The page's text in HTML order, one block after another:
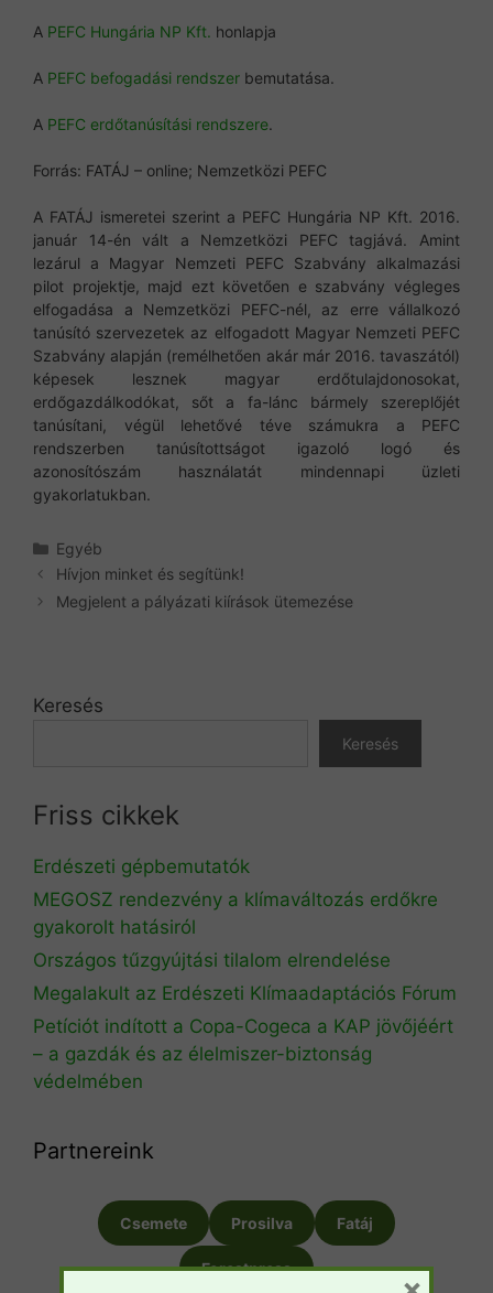
A PEFC Hungária NP Kft. honlapja
A PEFC befogadási rendszer bemutatása.
A PEFC erdőtanúsítási rendszere.
Forrás: FATÁJ – online; Nemzetközi PEFC
A FATÁJ ismeretei szerint a PEFC Hungária NP Kft. 2016.
január 14-én vált a Nemzetközi PEFC tagjává. Amint
lezárul a Magyar Nemzeti PEFC Szabvány alkalmazási
pilot projektje, majd ezt követően e szabvány végleges
elfogadása a Nemzetközi PEFC-nél, az erre vállalkozó
tanúsító szervezetek az elfogadott Magyar Nemzeti PEFC
Szabvány alapján (remélhetően akár már 2016. tavaszától)
képesek lesznek magyar erdőtulajdonosokat,
erdőgazdálkodókat, sőt a fa-lánc bármely szereplőjét
tanúsítani, végül lehetővé téve számukra a PEFC
rendszerben tanúsítottságot igazoló logó és
azonosítószám használatát mindennapi üzleti
gyakorlatukban.
Kategória
Egyéb
Hívjon minket és segítünk!
Megjelent a pályázati kiírások ütemezése
Keresés
Keresés
Friss cikkek
Erdészeti gépbemutatók
MEGOSZ rendezvény a klímaváltozás erdőkre
gyakorolt hatásiról
Országos tűzgyújtási tilalom elrendelése
Megalakult az Erdészeti Klímaadaptációs Fórum
Petíciót indított a Copa-Cogeca a KAP jövőjéért
– a gazdák és az élelmiszer-biztonság
védelmében
Partnereink
Csemete Prosilva Fatáj
Forestpress